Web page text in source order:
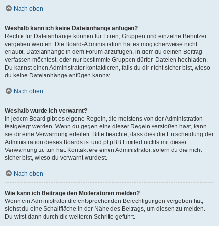
Nach oben
Weshalb kann ich keine Dateianhänge anfügen?
Rechte für Dateianhänge können für Foren, Gruppen und einzelne Benutzer
vergeben werden. Die Board-Administration hat es möglicherweise nicht
erlaubt, Dateianhänge in dem Forum anzufügen, in dem du deinen Beitrag
verfassen möchtest, oder nur bestimmte Gruppen dürfen Dateien hochladen.
Du kannst einen Administrator kontaktieren, falls du dir nicht sicher bist, wieso
du keine Dateianhänge anfügen kannst.
Nach oben
Weshalb wurde ich verwarnt?
In jedem Board gibt es eigene Regeln, die meistens von der Administration
festgelegt werden. Wenn du gegen eine dieser Regeln verstoßen hast, kann
sie dir eine Verwarnung erteilen. Bitte beachte, dass dies die Entscheidung der
Administration dieses Boards ist und phpBB Limited nichts mit dieser
Verwarnung zu tun hat. Kontaktiere einen Administrator, sofern du die nicht
sicher bist, wieso du verwarnt wurdest.
Nach oben
Wie kann ich Beiträge den Moderatoren melden?
Wenn ein Administrator die entsprechenden Berechtigungen vergeben hat,
siehst du eine Schaltfläche in der Nähe des Beitrags, um diesen zu melden.
Du wirst dann durch die weiteren Schritte geführt.